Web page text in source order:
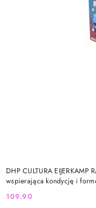
DHP CULTURA
wspierająca kondycję i
Cena:
109.90